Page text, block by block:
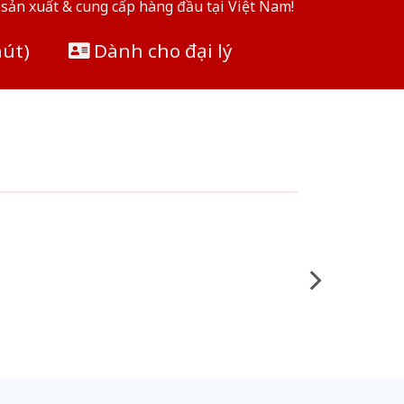
xuất & cung cấp hàng đầu tại Việt Nam!
Dành cho đại lý